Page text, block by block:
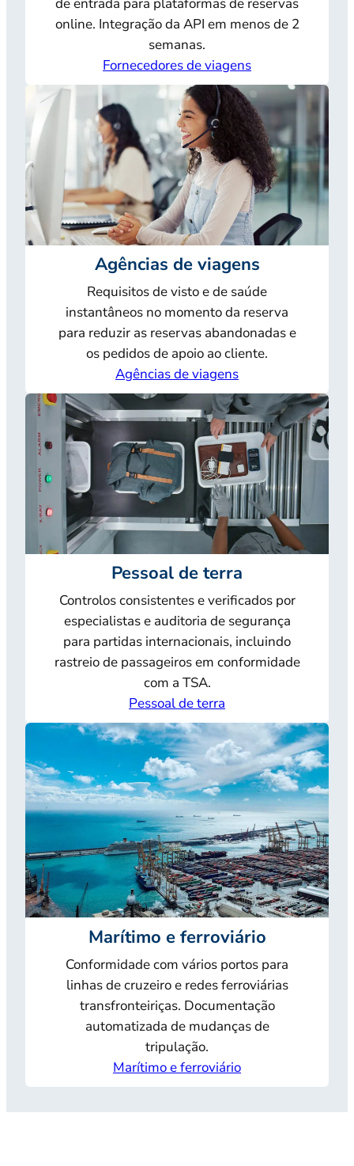
de entrada para plataformas de reservas
online. Integração da API em menos de 2
semanas.
Fornecedores de viagens
Agências de viagens
Requisitos de visto e de saúde
instantâneos no momento da reserva
para reduzir as reservas abandonadas e
os pedidos de apoio ao cliente.
Agências de viagens
Pessoal de terra
Controlos consistentes e verificados por
especialistas e auditoria de segurança
para partidas internacionais, incluindo
rastreio de passageiros em conformidade
com a TSA.
Pessoal de terra
Marítimo e ferroviário
Conformidade com vários portos para
linhas de cruzeiro e redes ferroviárias
transfronteiriças. Documentação
automatizada de mudanças de
tripulação.
Marítimo e ferroviário